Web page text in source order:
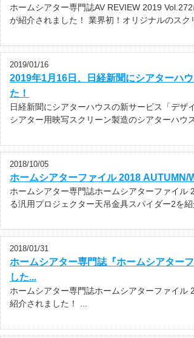
ホームシアター専門誌AV REVIEW 2019
が紹介されました！ 業界初！オリジナルのスク
2019/01/16
2019年1月16日、日経新聞にシアターハ
た！
日経新聞にシアターハウスの新サービス「デザ
シアター用映写スクリーン製造のシアターハウ
2018/10/05
ホームシアターファイル 2018 AUTUMN/
ホームシアター専門誌ホームシアターファイ
る汎用プロジェクター天吊金具スパイダー2を紹
2018/01/31
ホームシアター専門誌『ホームシアター
した...
ホームシアター専門誌ホームシアターファイ
紹介されました！ ...